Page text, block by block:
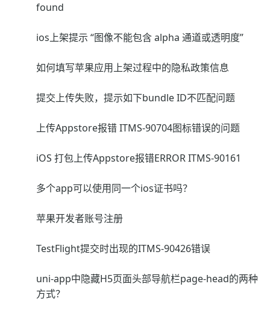
found
ios上架提示 “图像不能包含 alpha 通道或透明度”
如何填写苹果应用上架过程中的隐私政策信息
提交上传失败，提示如下bundle ID不匹配问题
上传Appstore报错 ITMS-90704图标错误的问题
iOS 打包上传Appstore报错ERROR ITMS-90161
多个app可以使用同一个ios证书吗？
苹果开发者账号注册
TestFlight提交时出现的ITMS-90426错误
uni-app中隐藏H5页面头部导航栏page-head的两种
方式？